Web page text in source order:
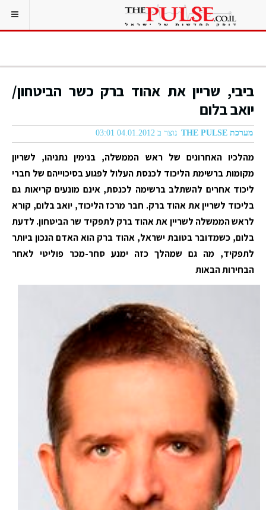
ביבי, שריין את אהוד ברק כשר הביטחון/
יואב בלום
מערכת THE PULSE נוצר ב 04.01.2012 03:01
מהלכיו האחרונים של ראש הממשלה, בנימין נתניהו, לשריון
מקומות ברשימת הליכוד לכנסת העלול לפגוע בסיכוייהם של חברי
ליכוד אחרים להשתלב ברשימה לכנסת, אינם מונעים קריאות גם
בליכוד לשריין את אהוד ברק. חבר מרכז הליכוד, יואב בלום, קורא
לראש הממשלה לשריין את אהוד ברק לתפקיד שר הביטחון. לדעת
בלום, כשמדובר בטובת ישראל, אהוד ברק הוא האדם הנכון ביותר
לתפקיד, מה גם שמהלך כזה ימנע סחר-מכר פוליטי לאחר
הבחירות הבאות